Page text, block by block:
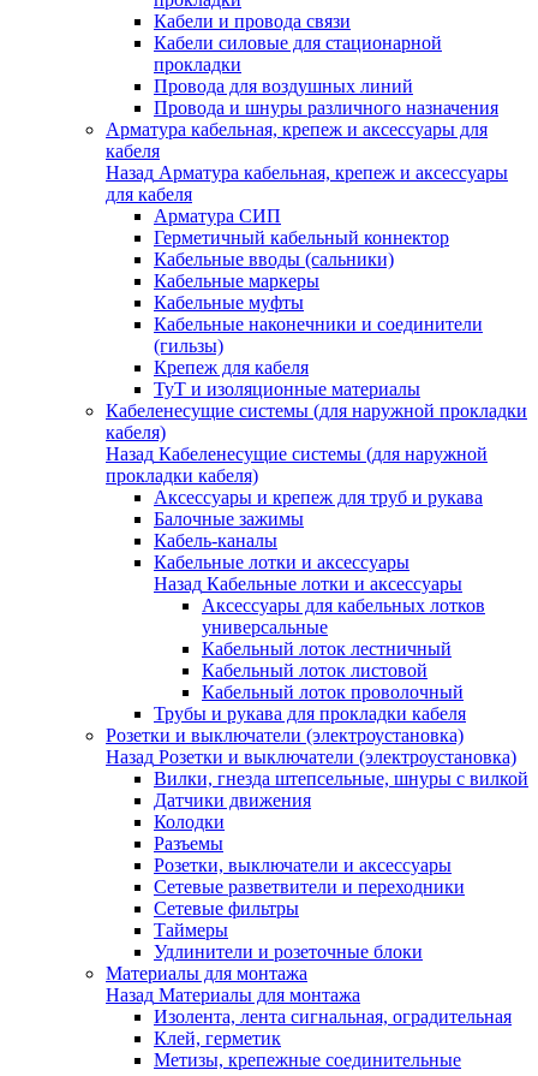
Кабели и провода связи
Кабели силовые для стационарной
прокладки
Провода для воздушных линий
Провода и шнуры различного назначения
Арматура кабельная, крепеж и аксессуары для
кабеля
Назад Арматура кабельная, крепеж и аксессуары
для кабеля
Арматура СИП
Герметичный кабельный коннектор
Кабельные вводы (сальники)
Кабельные маркеры
Кабельные муфты
Кабельные наконечники и соединители
(гильзы)
Крепеж для кабеля
ТуТ и изоляционные материалы
Кабеленесущие системы (для наружной прокладки
кабеля)
Назад Кабеленесущие системы (для наружной
прокладки кабеля)
Аксессуары и крепеж для труб и рукава
Балочные зажимы
Кабель-каналы
Кабельные лотки и аксессуары
Назад Кабельные лотки и аксессуары
Аксессуары для кабельных лотков
универсальные
Кабельный лоток лестничный
Кабельный лоток листовой
Кабельный лоток проволочный
Трубы и рукава для прокладки кабеля
Розетки и выключатели (электроустановка)
Назад Розетки и выключатели (электроустановка)
Вилки, гнезда штепсельные, шнуры с вилкой
Датчики движения
Колодки
Разъемы
Розетки, выключатели и аксессуары
Сетевые разветвители и переходники
Сетевые фильтры
Таймеры
Удлинители и розеточные блоки
Материалы для монтажа
Назад Материалы для монтажа
Изолента, лента сигнальная, оградительная
Клей, герметик
Метизы, крепежные соединительные